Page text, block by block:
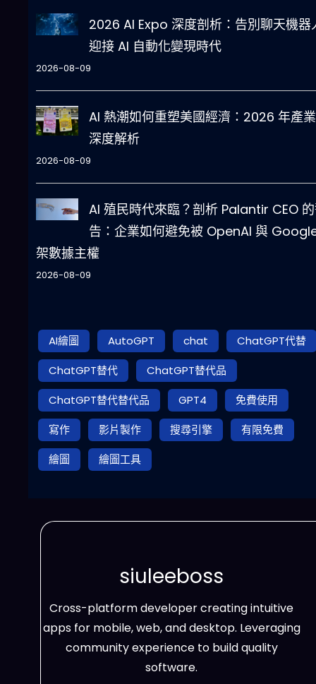
2026 AI Expo 深度剖析：告別聊天機器
迎接 AI 自動化變現時代
2026-08-09
AI 熱潮如何重塑美國經濟：2026 年產
深度解析
2026-08-09
AI 殖民時代來臨？剖析 Palantir CEO
告：企業如何避免被 OpenAI 與
架數據主權
2026-08-09
AI繪圖 AutoGPT chat
ChatGPT代替
ChatGPT替代
ChatGPT替代品
ChatGPT替代替代品
GPT4
免費使用
寫作
影片製作 搜尋引擎
有限免費
繪圖
繪圖工具
siuleeboss
Cross-platform developer creating intuitive
apps for mobile, web, and desktop. Leveraging
community experience to build quality
software.